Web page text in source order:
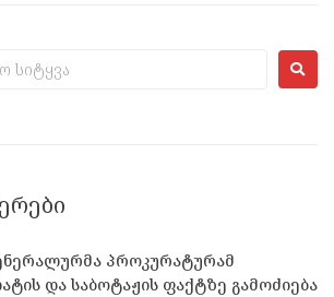
პროკურატურამ
და საბოტაჟის ფაქტზე გამოძიება